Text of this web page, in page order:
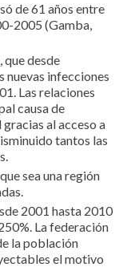
de 61 años entre
2005 (Gamba,
, que desde
nuevas infecciones
Las relaciones
causa de
al acceso a
tantos las
sea una región
2001 hasta 2010
La federación
la población
el motivo